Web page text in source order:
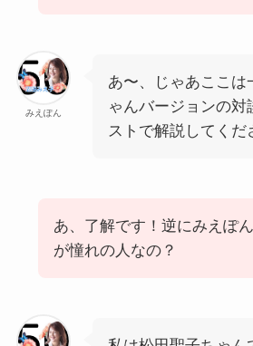
みえぽん
あ〜、じゃあここは
ゃんバージョンの対
ストで解説してくだ
あ、了解です！逆にみえぽ
が憧れの人なの？